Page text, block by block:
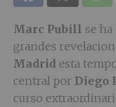
Marc Pubill se
grandes
Madrid esta
central por Diego
curso